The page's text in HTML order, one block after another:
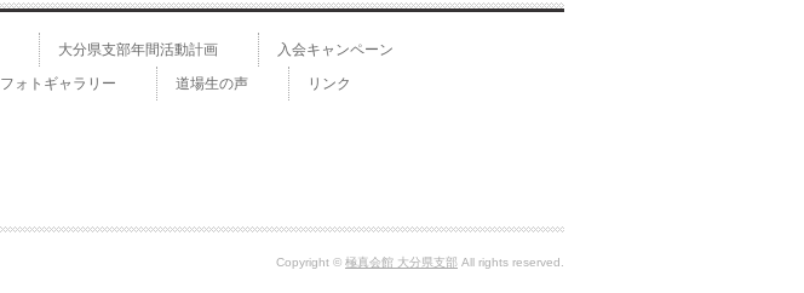
大分県支部年間活動計画
入会キャンペーン
フォトギャラリー 道場生の声 リンク
Copyright © 極真会館 大分県支部 All rights reserved.